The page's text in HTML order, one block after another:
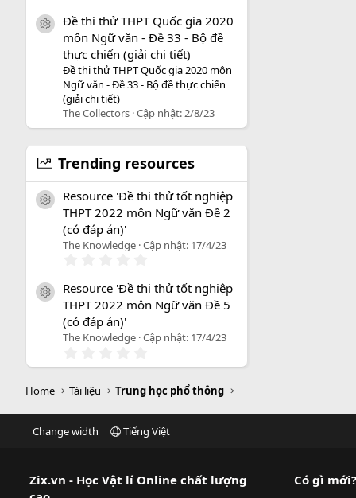
icon tài liệu
Đề thi thử THPT Quốc gia 2020
môn Ngữ văn - Đề 33 - Bộ đề
thực chiến (giải chi tiết)
Đề thi thử THPT Quốc gia 2020 môn
Ngữ văn - Đề 33 - Bộ đề thực chiến
(giải chi tiết)
The Collectors Cập nhật: 2/8/23
Trending resources
icon tài liệu
Resource 'Đề thi thử tốt nghiệp
THPT 2022 môn Ngữ văn Đề 2
(có đáp án)'
The Knowledge Cập nhật: 17/4/23
0
0
s
o
icon tài liệu
Resource 'Đề thi thử tốt nghiệp
THPT 2022 môn Ngữ văn Đề 5
(có đáp án)'
The Knowledge Cập nhật: 17/4/23
.
0
s
a
Home Tài liệu Trung học phổ thông
Change width Tiếng Việt
Zix.vn - Học Vật lí Online chất lượng
Có gì mới?